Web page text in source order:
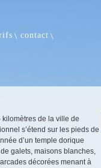
contact
kilomètres de la ville de
s’étend sur les pieds de
d’un temple dorique
galets, maisons blanches,
décorées menant à